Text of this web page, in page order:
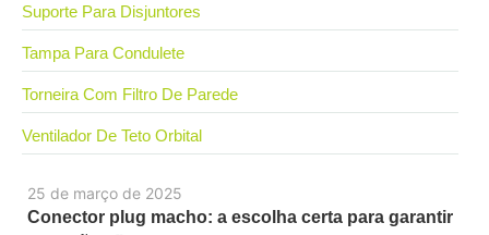
25 de março de 2025
Conector plug macho: a escolha certa para garantir
Suporte Para Disjuntores
Tampa Para Condulete
Torneira Com Filtro De Parede
Ventilador De Teto Orbital